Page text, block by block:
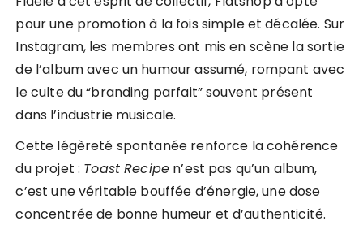
pour une promotion à la fois simple et décalée. Sur
Instagram, les membres ont mis en scène la sortie
de l’album avec un humour assumé, rompant avec
le culte du “branding parfait” souvent présent
dans l’industrie musicale.
Cette légèreté spontanée renforce la cohérence
du projet : Toast Recipe n’est pas qu’un album,
c’est une véritable bouffée d’énergie, une dose
concentrée de bonne humeur et d’authenticité.